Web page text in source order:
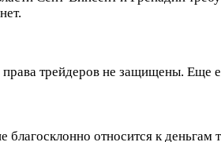
трейдеров не защищены. Еще
относится к